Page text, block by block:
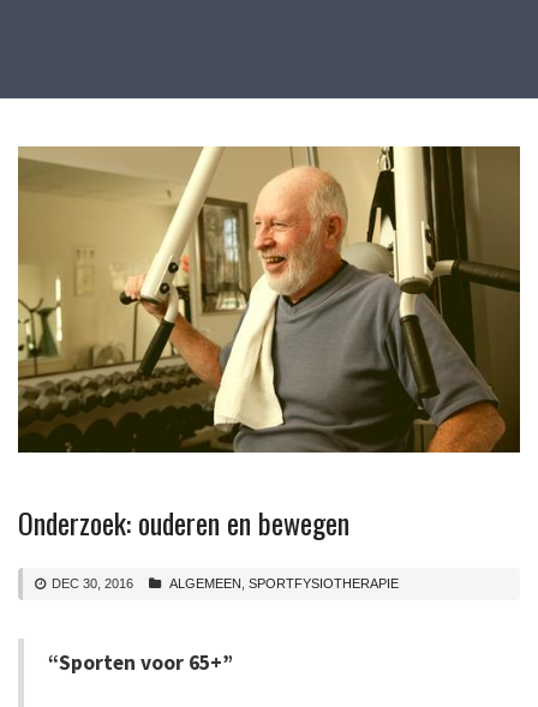
Onderzoek: ouderen en bewegen
DEC 30, 2016 ALGEMEEN SPORTFYSIOTHERAPIE
“Sporten voor 65+”